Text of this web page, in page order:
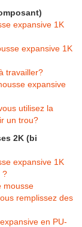
expansive 1K
expansive 1K
travailler?
expansive
utilisez la
un trou?
2K (bi
expansive 1K
?
mousse
remplissez des
en PU-